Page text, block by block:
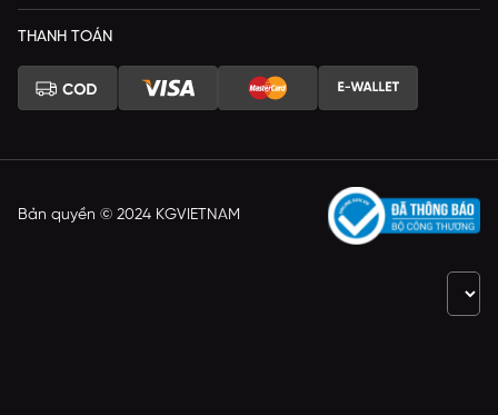
THANH TOÁN
Bản quyền © 2024 KGVIETNAM